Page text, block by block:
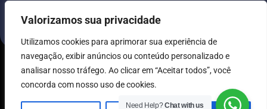
Valorizamos sua privacidade
Utilizamos cookies para aprimorar sua experiência de
navegação, exibir anúncios ou conteúdo personalizado e
analisar nosso tráfego. Ao clicar em “Aceitar todos”, você
concorda com nosso uso de cookies.
© Immi Canada 2026. Todos os direitos reservados.
Need Help?Chat with us